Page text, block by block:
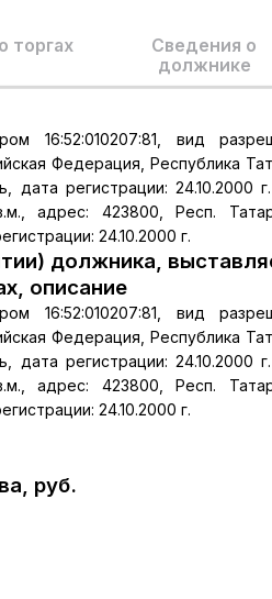
торгах
Сведения о
должнике
16:52:010207:81, вид
Федерация, Республика
дата регистрации: 24.10.2000
адрес: 423800, Респ.
24.10.2000 г.
должника,
описание
16:52:010207:81, вид
Федерация, Республика
дата регистрации: 24.10.2000
адрес: 423800, Респ.
24.10.2000 г.
руб.